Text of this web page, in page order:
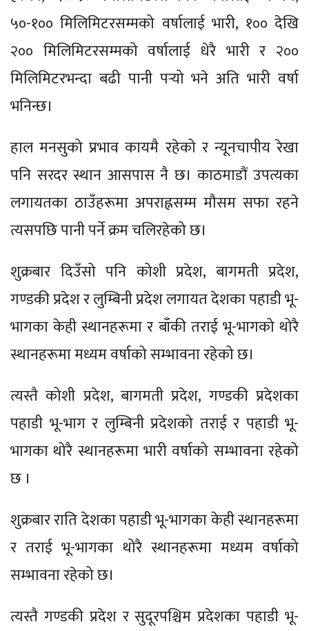
५०-१०० मिलिमिटरसम्मको वर्षालाई भारी, १०० देखि
२०० मिलिमिटरसम्मको वर्षालाई धेरै भारी र २००
मिलिमिटरभन्दा बढी पानी पर्‍यो भने अति भारी वर्षा
भनिन्छ।
हाल मनसुको प्रभाव कायमै रहेको र न्यूनचापीय रेखा
पनि सरदर स्थान आसपास नै छ। काठमाडौं उपत्यका
लगायतका ठाउँहरूमा अपराह्नसम्म मौसम सफा रहने
त्यसपछि पानी पर्ने क्रम चलिरहेको छ।
शुक्रबार दिउँसो पनि कोशी प्रदेश, बागमती प्रदेश,
गण्डकी प्रदेश र लुम्बिनी प्रदेश लगायत देशका पहाडी भू-
भागका केही स्थानहरूमा र बाँकी तराई भू-भागको थोरै
स्थानहरूमा मध्यम वर्षाको सम्भावना रहेको छ।
त्यस्तै कोशी प्रदेश, बागमती प्रदेश, गण्डकी प्रदेशका
पहाडी भू-भाग र लुम्बिनी प्रदेशको तराई र पहाडी भू-
भागका थोरै स्थानहरूमा भारी वर्षाको सम्भावना रहेको
छ ।
शुक्रबार राति देशका पहाडी भू-भागका केही स्थानहरूमा
र तराई भू-भागका थोरै स्थानहरूमा मध्यम वर्षाको
सम्भावना रहेको छ।
त्यस्तै गण्डकी प्रदेश र सुदूरपश्चिम प्रदेशका पहाडी भू-